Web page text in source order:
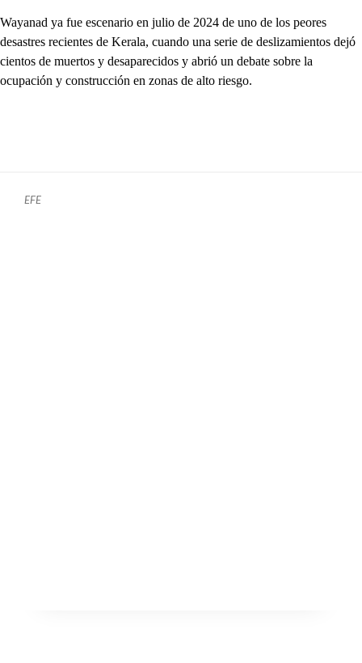
Wayanad ya fue escenario en julio de 2024 de uno de los peores
desastres recientes de Kerala, cuando una serie de deslizamientos dejó
cientos de muertos y desaparecidos y abrió un debate sobre la
ocupación y construcción en zonas de alto riesgo.
EFE